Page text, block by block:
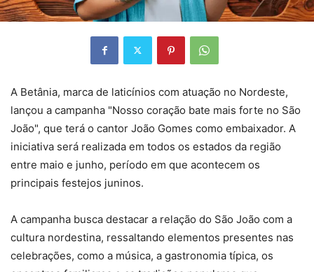
A Betânia, marca de laticínios com atuação no Nordeste,
lançou a campanha "Nosso coração bate mais forte no São
João", que terá o cantor João Gomes como embaixador. A
iniciativa será realizada em todos os estados da região
entre maio e junho, período em que acontecem os
principais festejos juninos.
A campanha busca destacar a relação do São João com a
cultura nordestina, ressaltando elementos presentes nas
celebrações, como a música, a gastronomia típica, os